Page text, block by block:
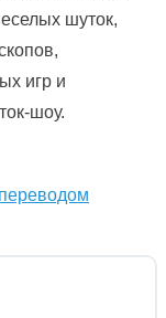
шуток,
игр и
шоу.